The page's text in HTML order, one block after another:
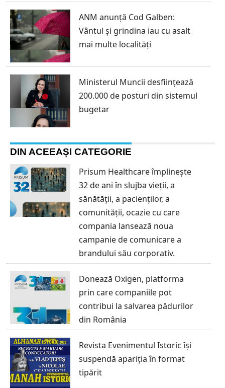
ANM anunță Cod Galben:
Vântul și grindina iau cu asalt
mai multe localități
Ministerul Muncii desființează
200.000 de posturi din sistemul
bugetar
DIN ACEEAȘI CATEGORIE
Prisum Healthcare împlinește
32 de ani în slujba vieții, a
sănătății, a pacienților, a
comunității, ocazie cu care
compania lansează noua
campanie de comunicare a
brandului său corporativ.
Donează Oxigen, platforma
prin care companiile pot
contribui la salvarea pădurilor
din România
Revista Evenimentul Istoric își
suspendă apariția în format
tipărit